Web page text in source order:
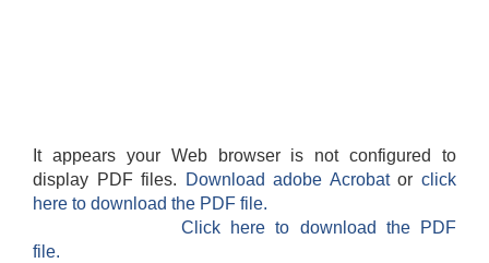
It appears your Web browser is not configured to
display PDF files.
Download adobe Acrobatorclick
here to download the PDF file.
Click here to download the PDF
file.